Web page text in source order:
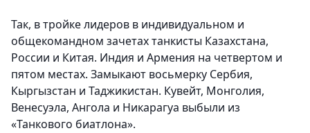
Так, в тройке лидеров в индивидуальном и
общекомандном зачетах танкисты Казахстана,
России и Китая. Индия и Армения на четвертом и
пятом местах. Замыкают восьмерку Сербия,
Кыргызстан и Таджикистан. Кувейт, Монголия,
Венесуэла, Ангола и Никарагуа выбыли из
«Танкового биатлона».